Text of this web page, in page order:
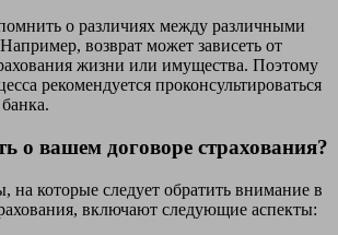
о различиях между различными
возврат может зависеть от
жизни или имущества. Поэтому
рекомендуется проконсультироваться
о вашем договоре страхования?
которые следует обратить внимание в
включают следующие аспекты: